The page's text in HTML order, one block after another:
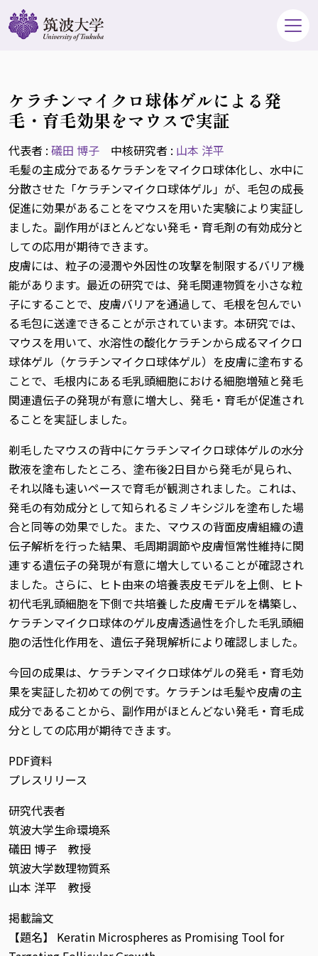
ケラチンマイクロ球体ゲルによる発
毛・育毛効果をマウスで実証
代表者 : 礒田 博子 中核研究者 : 山本 洋平
毛髪の主成分であるケラチンをマイクロ球体化し、水中に
分散させた「ケラチンマイクロ球体ゲル」が、毛包の成長
促進に効果があることをマウスを用いた実験により実証し
ました。副作用がほとんどない発毛・育毛剤の有効成分と
しての応用が期待できます。
皮膚には、粒子の浸潤や外因性の攻撃を制限するバリア機
能があります。最近の研究では、発毛関連物質を小さな粒
子にすることで、皮膚バリアを通過して、毛根を包んでい
る毛包に送達できることが示されています。本研究では、
マウスを用いて、水溶性の酸化ケラチンから成るマイクロ
球体ゲル（ケラチンマイクロ球体ゲル）を皮膚に塗布する
ことで、毛根内にある毛乳頭細胞における細胞増殖と発毛
関連遺伝子の発現が有意に増大し、発毛・育毛が促進され
ることを実証しました。
剃毛したマウスの背中にケラチンマイクロ球体ゲルの水分
散液を塗布したところ、塗布後2日目から発毛が見られ、
それ以降も速いペースで育毛が観測されました。これは、
発毛の有効成分として知られるミノキシジルを塗布した場
合と同等の効果でした。また、マウスの背面皮膚組織の遺
伝子解析を行った結果、毛周期調節や皮膚恒常性維持に関
連する遺伝子の発現が有意に増大していることが確認され
ました。さらに、ヒト由来の培養表皮モデルを上側、ヒト
初代毛乳頭細胞を下側で共培養した皮膚モデルを構築し、
ケラチンマイクロ球体のゲル皮膚透過性を介した毛乳頭細
胞の活性化作用を、遺伝子発現解析により確認しました。
今回の成果は、ケラチンマイクロ球体ゲルの発毛・育毛効
果を実証した初めての例です。ケラチンは毛髪や皮膚の主
成分であることから、副作用がほとんどない発毛・育毛成
分としての応用が期待できます。
PDF資料
プレスリリース
研究代表者
筑波大学生命環境系
礒田 博子 教授
筑波大学数理物質系
山本 洋平 教授
掲載論文
【題名】 Keratin Microspheres as Promising Tool for